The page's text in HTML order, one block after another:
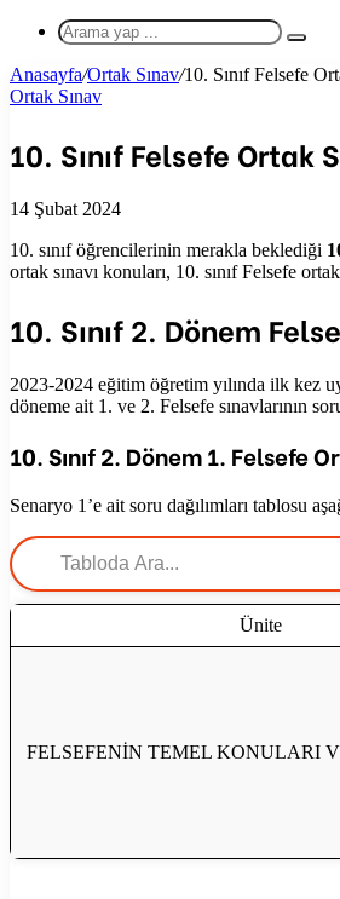
Arama
yap
...
Anasayfa/Ortak Sınav/10. Sınıf Felsefe
Ortak Sınav
10. Sınıf Felsefe Ortak
14 Şubat 2024
10. sınıf öğrencilerinin merakla beklediği
ortak sınavı konuları, 10. sınıf Felsefe
10. Sınıf 2. Dönem
2023-2024 eğitim öğretim yılında ilk kez
döneme ait 1. ve 2. Felsefe sınavlarının
10. Sınıf 2. Dönem 1. Felsefe
Senaryo 1’e ait soru dağılımları tablosu
Ünite
FELSEFENİN TEMEL KONULARI